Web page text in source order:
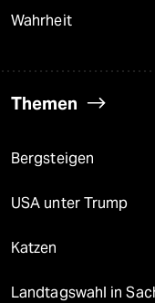
Wahrheit
Themen
Bergsteigen
USA unter Trump
Katzen
Landtagswahl in